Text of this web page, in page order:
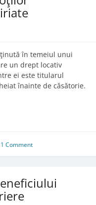
în temeiul unui
un drept locativ
ei este titularul
înainte de căsătorie.
1 Comment